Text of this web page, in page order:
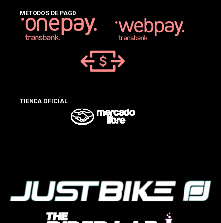
MÉTODOS DE PAGO
TIENDA OFICIAL